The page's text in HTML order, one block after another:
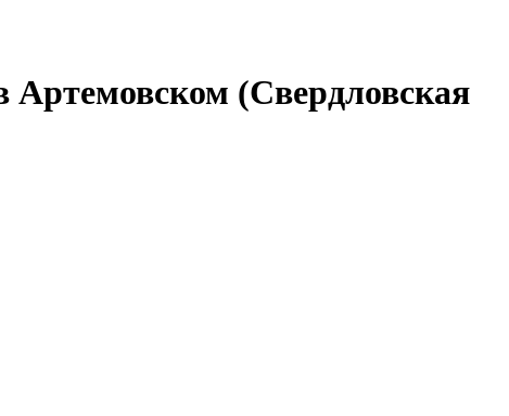
Артемовском (Свердловская